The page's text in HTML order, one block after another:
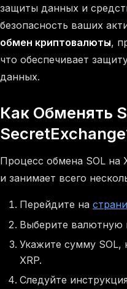
защиты данных и
безопасность ваших
обмен криптовалюты,
что обеспечивает
данных.
Как Обменять
Процесс обмена SOL на
и занимает всего
Перейдите на
Выберите валютную
Укажите сумму SOL,
XRP.
Следуйте